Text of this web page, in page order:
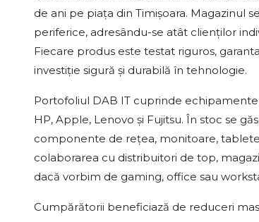
de ani pe piața din Timișoara. Magazinul
periferice, adresându-se atât clienților
Fiecare produs este testat riguros,
investiție sigură și durabilă în tehnologie.
Portofoliul DAB IT cuprinde
HP, Apple, Lenovo și Fujitsu. În stoc se
componente de rețea, monitoare,
colaborarea cu distribuitori de top,
dacă vorbim de gaming, office sau
Cumpărătorii beneficiază de reduceri